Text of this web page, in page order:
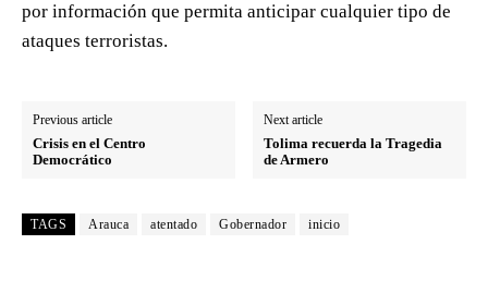
por información que permita anticipar cualquier tipo de
ataques terroristas.
Previous article
Crisis en el Centro
Democrático
Next article
Tolima recuerda la Tragedia
de Armero
TAGS Arauca atentado Gobernador inicio